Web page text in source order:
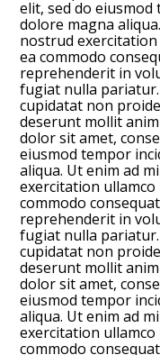
elit, sed do
dolore magna
nostrud
ea commodo
reprehenderit in
fugiat nulla
cupidatat non
deserunt mollit
dolor sit amet,
eiusmod tempor
aliqua. Ut enim ad
exercitation
commodo
reprehenderit in
fugiat nulla
cupidatat non
deserunt mollit
dolor sit amet,
eiusmod tempor
aliqua. Ut enim ad
exercitation
commodo